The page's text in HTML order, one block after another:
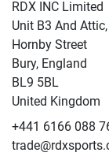
RDX INC Limited
Unit B3 And Attic,
Hornby Street
Bury, England
BL9 5BL
United Kingdom
+441 6166 088